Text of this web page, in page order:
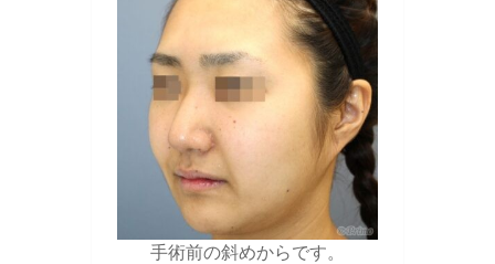
手術前の斜めからです。